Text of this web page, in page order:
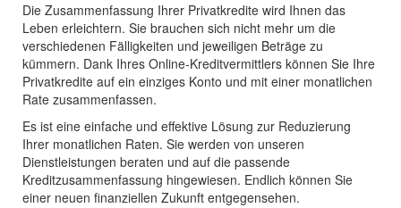
Die Zusammenfassung Ihrer Privatkredite wird Ihnen das
Leben erleichtern. Sie brauchen sich nicht mehr um die
verschiedenen Fälligkeiten und jeweiligen Beträge zu
kümmern. Dank Ihres Online-Kreditvermittlers können Sie Ihre
Privatkredite auf ein einziges Konto und mit einer monatlichen
Rate zusammenfassen.
Es ist eine einfache und effektive Lösung zur Reduzierung
Ihrer monatlichen Raten. Sie werden von unseren
Dienstleistungen beraten und auf die passende
Kreditzusammenfassung hingewiesen. Endlich können Sie
einer neuen finanziellen Zukunft entgegensehen.